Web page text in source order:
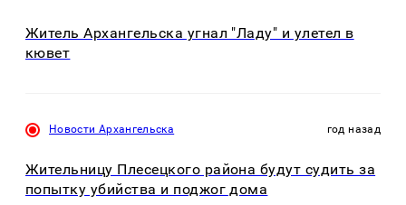
Житель Архангельска угнал "Ладу" и улетел в
кювет
Новости Архангельска год назад
Жительницу Плесецкого района будут судить за
попытку убийства и поджог дома